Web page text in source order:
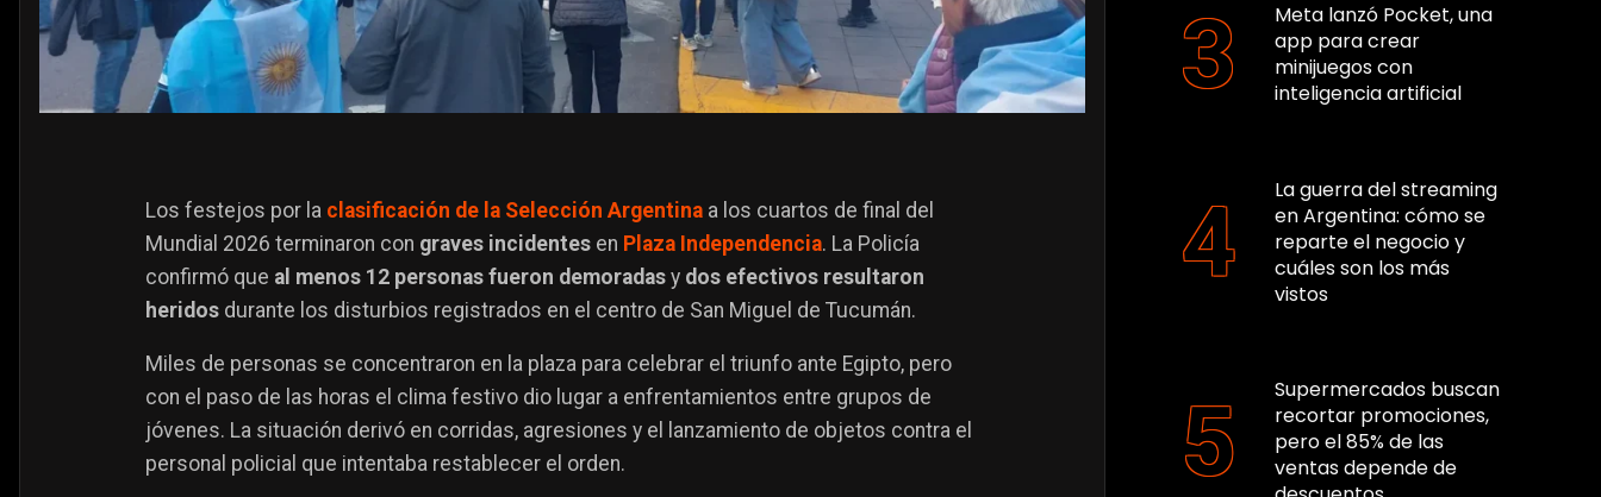
Los festejos por la clasificación de la Selección Argentina a los cuartos de final del
Mundial 2026 terminaron con graves incidentes en Plaza Independencia. La Policía
confirmó que al menos 12 personas fueron demoradas y dos efectivos resultaron
heridos durante los disturbios registrados en el centro de San Miguel de Tucumán.
Miles de personas se concentraron en la plaza para celebrar el triunfo ante Egipto, pero
con el paso de las horas el clima festivo dio lugar a enfrentamientos entre grupos de
jóvenes. La situación derivó en corridas, agresiones y el lanzamiento de objetos contra el
personal policial que intentaba restablecer el orden.
Meta lanzó Pocket, una
app para crear
minijuegos con
inteligencia artificial
La guerra del streaming
en Argentina: cómo se
reparte el negocio y
cuáles son los más
vistos
Supermercados buscan
recortar promociones,
pero el 85% de las
ventas depende de